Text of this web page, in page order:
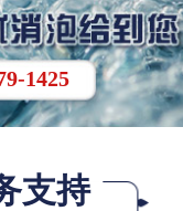
1425
支持